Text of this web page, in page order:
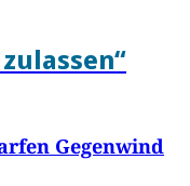
Gegenwind